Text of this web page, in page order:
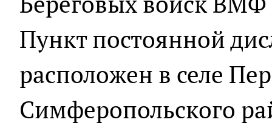
Пункт постоянной
расположен в селе
Симферопольского